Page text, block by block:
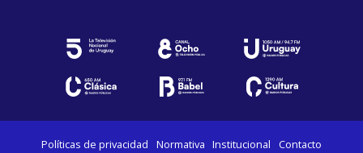
Políticas de privacidad Normativa Institucional Contacto